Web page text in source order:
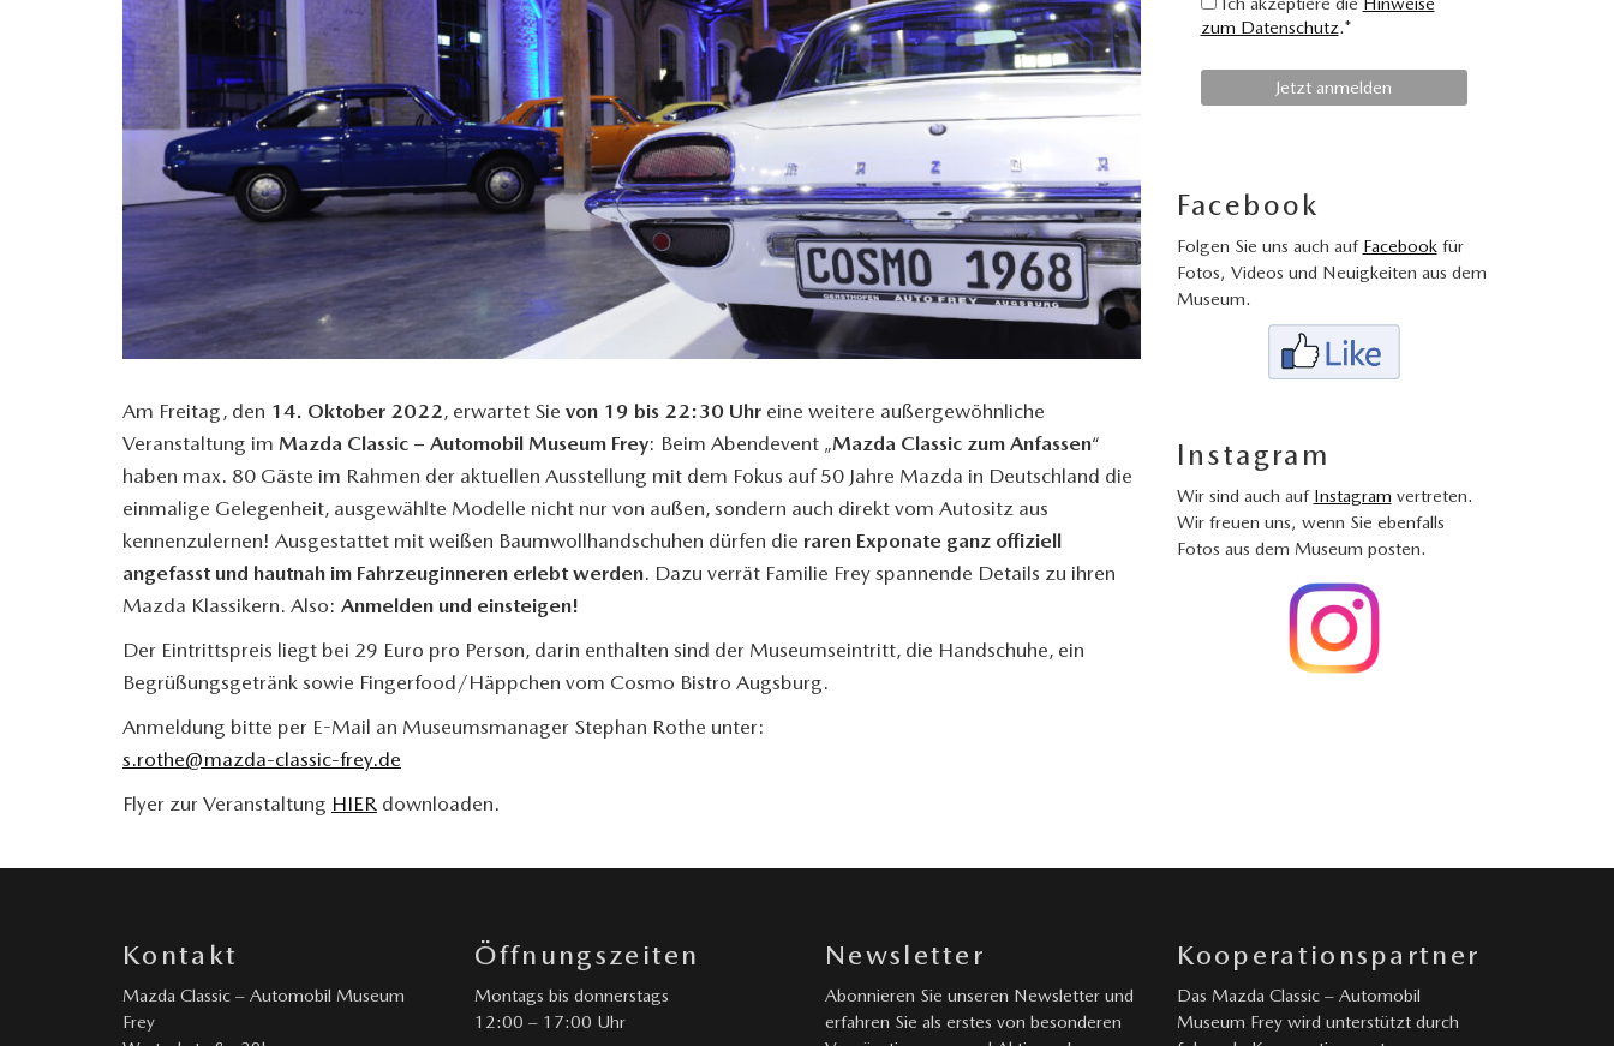
Am Freitag, den 14. Oktober 2022, erwartet Sie von 19 bis 22:30 Uhr eine weitere außergewöhnliche
Veranstaltung im Mazda Classic – Automobil Museum Frey: Beim Abendevent „Mazda Classic zum Anfassen“
haben max. 80 Gäste im Rahmen der aktuellen Ausstellung mit dem Fokus auf 50 Jahre Mazda in Deutschland die
einmalige Gelegenheit, ausgewählte Modelle nicht nur von außen, sondern auch direkt vom Autositz aus
kennenzulernen! Ausgestattet mit weißen Baumwollhandschuhen dürfen die raren Exponate ganz offiziell
angefasst und hautnah im Fahrzeuginneren erlebt werden. Dazu verrät Familie Frey spannende Details zu ihren
Mazda Klassikern. Also: Anmelden und einsteigen!
Der Eintrittspreis liegt bei 29 Euro pro Person, darin enthalten sind der Museumseintritt, die Handschuhe, ein
Begrüßungsgetränk sowie Fingerfood/Häppchen vom Cosmo Bistro Augsburg.
Anmeldung bitte per E-Mail an Museumsmanager Stephan Rothe unter:
s.rothe@mazda-classic-frey.de
Flyer zur Veranstaltung HIER downloaden.
zum Datenschutz.*
Facebook
Folgen Sie uns auch auf Facebookfür
Fotos, Videos und Neuigkeiten aus dem
Museum.
Instagram
Wir sind auch auf Instagram vertreten.
Wir freuen uns, wenn Sie ebenfalls
Fotos aus dem Museum posten.
Kontakt
Mazda Classic – Automobil Museum
Frey
Öffnungszeiten
Montags bis donnerstags
12:00 – 17:00 Uhr
Newsletter
Abonnieren Sie unseren Newsletter und
erfahren Sie als erstes von besonderen
Kooperationspartner
Das Mazda Classic – Automobil
Museum Frey wird unterstützt durch